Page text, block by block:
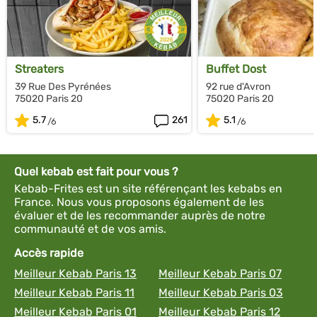
Streaters
39 Rue Des Pyrénées
75020 Paris 20
5.7
261
Buffet Dost
92 rue d'Avron
75020 Paris 20
5.1
Quel kebab est fait pour vous ?
Kebab-Frites est un site référençant les kebabs en
France. Nous vous proposons également de les
évaluer et de les recommander auprès de notre
communauté et de vos amis.
Accès rapide
Meilleur Kebab Paris 13
Meilleur Kebab Paris 07
Meilleur Kebab Paris 11
Meilleur Kebab Paris 03
Meilleur Kebab Paris 01
Meilleur Kebab Paris 12